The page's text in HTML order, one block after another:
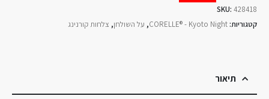
SKU: 428418
קטגוריות:CORELLE® - Kyoto Night
, על השולחן, צלחות קורנינג
תיאור